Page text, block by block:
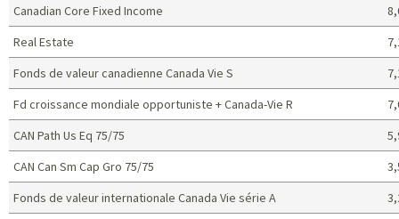
Canadian Core Fixed Income
Real Estate
Fonds de valeur canadienne Canada Vie S
Fd croissance mondiale opportuniste + Canada-Vie R
CAN Path Us Eq 75/75
CAN Can Sm Cap Gro 75/75
Fonds de valeur internationale Canada Vie série A